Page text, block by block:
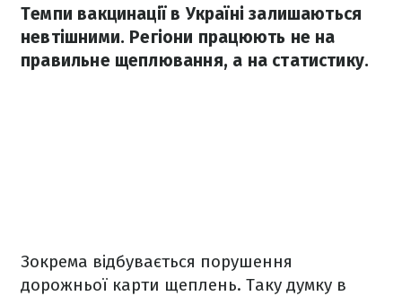
Темпи вакцинації в Україні залишаються
невтішними. Регіони працюють не на
правильне щеплювання, а на статистику.
Зокрема відбувається порушення
дорожньої карти щеплень. Таку думку в